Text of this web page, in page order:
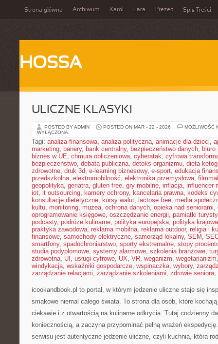
Strona główna Archiwum Karol Lata Prezes Spis Treści
HOSSA
ULICZNE KLASYKI
POSTED BY ADMIN POSTED ON MAR - 22 - 2026
MOŻLIWOŚĆ
WYŁĄCZONA
Tagi: analiza finansowa, analiza polityczna, animacje dla dzieci,
marketing, banery, bank centralny, bezpieczeństwo danych, biuro
biznes w UE, chmura obliczeniowa, cyberatak, cyfrowa
bezpieczeństwo, debata publiczna, detoks organizmu, dieta
zdrowotne, druk 3d, e-learning biznesowy, e-sport, edukacja
przedszkolna, elektromobilność, elektronika przemysłowa,
geopolityka, geriatra, gluten free, gry mobilne, inflacja, influencer
iot, it outsourcing, kamery ochrony, kancelaria prawna, kodeks
konsultacje dietetyczne, kursy walut, lactose free, media
kultu, monitoring, muzea, ochrona danych, opieka nad seniorami,
oprogramowanie księgowe, oszczędzanie energii, pamiątki
podcasty, podróże kulinarne, polityka europejska, polityka krajowa
praktyka zawodowa, reklama mobilna, reklama outdoor, religia i
finansowe, samochody elektryczne, samorząd lokalny, SEM ,
smartfony, spadochroniarstwo, sporty ekstremalne, stopy
studia podyplomowe, systemy alarmowe, szkolenia branżowe,
zdrowotna, UI , usługi cyfrowe, UX, VR, weganizm, wegetarianizm
windykacja, wskaźniki gospodarcze, wspinaczka, wybory,
zarządzanie relacjami, zarządzanie szkoleniami, zdrowie seniora,
icookandbook.pl to portal, w którym jedzenie uliczne staje się
smakowe niemal całego świata. To strona dla osób, które
ciekawie i z otwartością na kulinarne odkrycia. Tutaj codzienny
koniecznością, a zaczyna przypominać pełną wrażeń
serwisu jest autentyczne jedzenie uliczne, czyli kuchnia, która